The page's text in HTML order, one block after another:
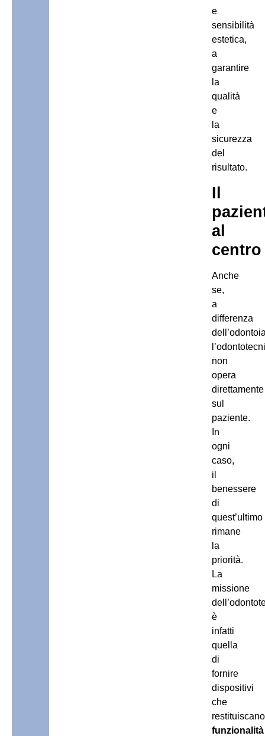
e
sensibilità
estetica,
a
garantire
la
qualità
e
la
sicurezza
del
risultato.
Il
al
centro
Anche
se,
a
differenza
non
opera
direttamente
sul
paziente.
In
ogni
caso,
il
benessere
di
quest’ultimo
rimane
la
priorità.
La
missione
è
infatti
quella
di
fornire
dispositivi
che
restituiscano
funzionalità